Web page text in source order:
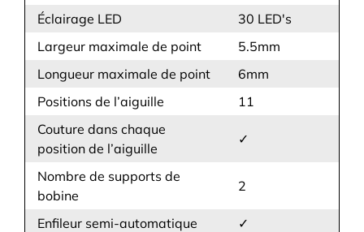
Éclairage LED
30 LED's
Largeur maximale de point
5.5mm
Longueur maximale de point
6mm
Positions de l’aiguille
11
Couture dans chaque
position de l’aiguille
✓
Nombre de supports de
bobine
2
Enfileur semi-automatique
✓